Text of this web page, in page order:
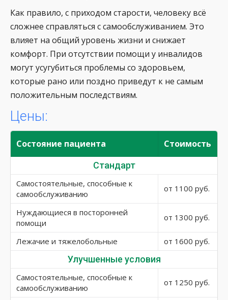
Как правило, с приходом старости, человеку всё
сложнее справляться с самообслуживанием. Это
влияет на общий уровень жизни и снижает
комфорт. При отсутствии помощи у инвалидов
могут усугубиться проблемы со здоровьем,
которые рано или поздно приведут к не самым
положительным последствиям.
Цены:
Состояние пациента Стоимость
Стандарт
Самостоятельные, способные к
самообслуживанию
от 1100 руб.
Нуждающиеся в посторонней
помощи
от 1300 руб.
Лежачие и тяжелобольные от 1600 руб.
Улучшенные условия
Самостоятельные, способные к
самообслуживанию
от 1250 руб.